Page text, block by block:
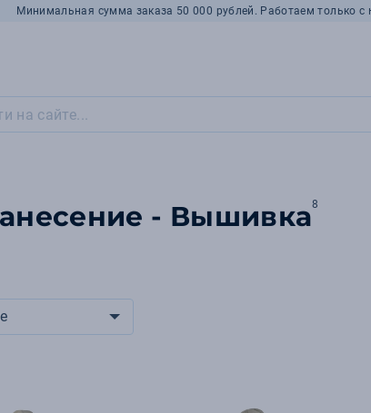
Минимальная сумма заказа 50 000 рублей. Работаем только
- Вышивка8